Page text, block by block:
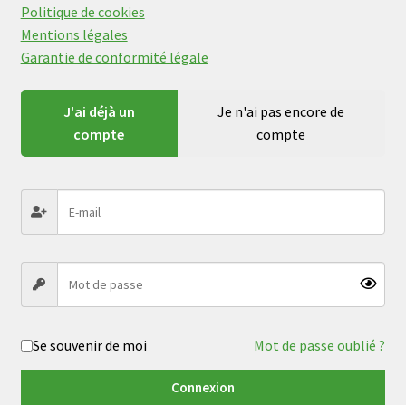
Politique de cookies
Mentions légales
Garantie de conformité légale
J'ai déjà un
compte
Je n'ai pas encore de
compte
Se souvenir de moi Mot de passe oublié ?
Connexion